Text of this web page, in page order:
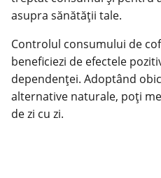
asupra sănătății tale.
Controlul consumului de
beneficiezi de efectele
dependenței. Adoptând
alternative naturale, poți
de zi cu zi.